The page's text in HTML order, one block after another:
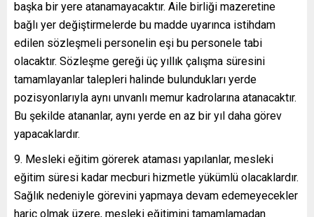
başka bir yere atanamayacaktır. Aile birliği mazeretine
bağlı yer değiştirmelerde bu madde uyarınca istihdam
edilen sözleşmeli personelin eşi bu personele tabi
olacaktır. Sözleşme gereği üç yıllık çalışma süresini
tamamlayanlar talepleri halinde bulundukları yerde
pozisyonlarıyla aynı unvanlı memur kadrolarına atanacaktır.
Bu şekilde atananlar, aynı yerde en az bir yıl daha görev
yapacaklardır.
9. Mesleki eğitim görerek ataması yapılanlar, mesleki
eğitim süresi kadar mecburi hizmetle yükümlü olacaklardır.
Sağlık nedeniyle görevini yapmaya devam edemeyecekler
hariç olmak üzere, mesleki eğitimini tamamlamadan